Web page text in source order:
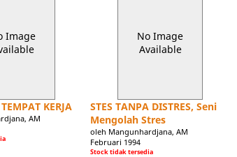
Image
KERJA
AM
No Image
Available
STES TANPA DISTRES, Seni
Mengolah Stres
oleh Mangunhardjana, AM
Februari 1994
Stock tidak tersedia